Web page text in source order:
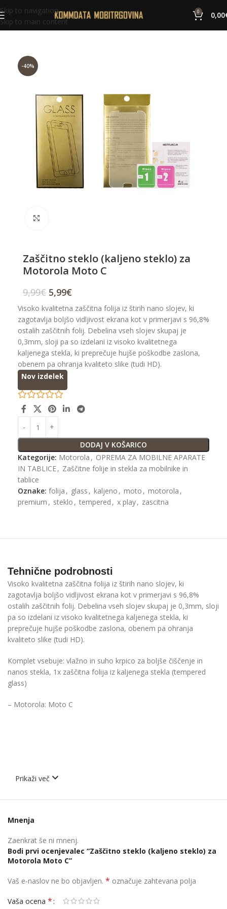
Skip to navigation
Skip to main content
0 0,00
-40%
Zaščitno steklo (kaljeno steklo) za
Motorola Moto C
9,99€ 5,99€
Visoko kvalitetna zaščitna folija iz štirih nano slojev, ki
zagotavlja boljšo vidljivost ekrana kot v primerjavi s 96,8%
ostalih zaščitnih folij. Debelina vseh slojev skupaj je
0,3mm, sloji pa so izdelani iz visoko kvalitetnega
kaljenega stekla, ki preprečuje hujše poškodbe zaslona,
obenem pa ohranja kvaliteto slike (tudi HD).
DODAJ V KOŠARICO
Nov izdelek
Kategorije: Motorola , OPREMA ZA MOBILNE APARATE
IN TABLICE, Zaščitne folije in stekla za mobilnike in
tablice
Oznake: folija , glass , kaljeno , moto , motorola ,
premium , steklo , tempered , x play, zascitna
Tehnične podrobnosti
Visoko kvalitetna zaščitna folija iz štirih nano slojev, ki
zagotavlja boljšo vidljivost ekrana kot v primerjavi s 96,8%
ostalih zaščitnih folij. Debelina vseh slojev skupaj je 0,3mm, sloji
pa so izdelani iz visoko kvalitetnega kaljenega stekla, ki
preprečuje hujše poškodbe zaslona, obenem pa ohranja
kvaliteto slike (tudi HD).
Komplet vsebuje: vlažno in suho krpico za boljše čiščenje in
nanos stekla, 1x zaščitna folija iz kaljenega stekla (tempered
glass)
– Motorola: Moto C
Prikaži več
Mnenja
Zaenkrat še ni mnenj.
Bodi prvi ocenjevalec “Zaščitno steklo (kaljeno steklo) za
Motorola Moto C”
Vaš e-naslov ne bo objavljen. * označuje zahtevana polja
Vaša ocena *